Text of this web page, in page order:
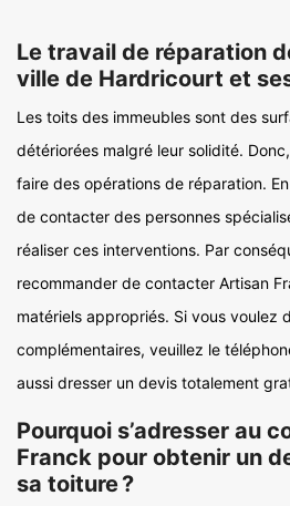
Le travail de réparation
ville de Hardricourt et
Les toits des immeubles sont des
détériorées malgré leur solidité.
faire des opérations de réparation.
de contacter des personnes
réaliser ces interventions. Par
recommander de contacter Artisan
matériels appropriés. Si vous voulez
complémentaires, veuillez le
aussi dresser un devis totalement
Pourquoi s’adresser au
Franck pour obtenir un
sa toiture ?